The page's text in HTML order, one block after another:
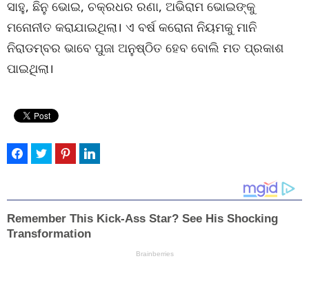
ସାହୁ, ଛିନୁ ଭୋଇ, ଚକ୍ରଧର ରଣା, ଅଭିରାମ ଭୋଇଙ୍କୁ
ମନୋନୀତ କରାଯାଇଥିଲା। ଏ ବର୍ଷ କରୋନା ନିୟମକୁ ମାନି
ନିରାଡମ୍ବର ଭାବେ ପୁଜା ଅନୁଷ୍ଠିତ ହେବ ବୋଲି ମତ ପ୍ରକାଶ
ପାଇଥିଲା।